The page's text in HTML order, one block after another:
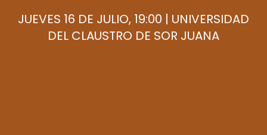
JUEVES 16 DE JULIO, 19:00 | UNIVERSIDAD
DEL CLAUSTRO DE SOR JUANA